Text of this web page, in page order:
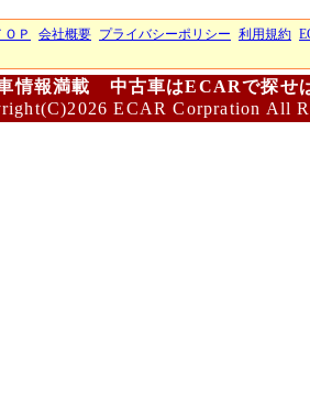
Ｐ 会社概要 プライバシーポリシー 利用規約
情報満載 中古車はECARで探せ
ECAR Corpration All